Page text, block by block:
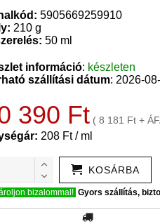
5905669259910
210 g
50 ml
információ: készleten
szállítási dátum: 2026-
390 Ft ( 8 181 Ft +
208 Ft / ml
KOSÁRBA
bizalommal! Gyors szállítás,